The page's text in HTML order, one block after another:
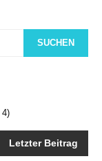
Letzter Beitrag